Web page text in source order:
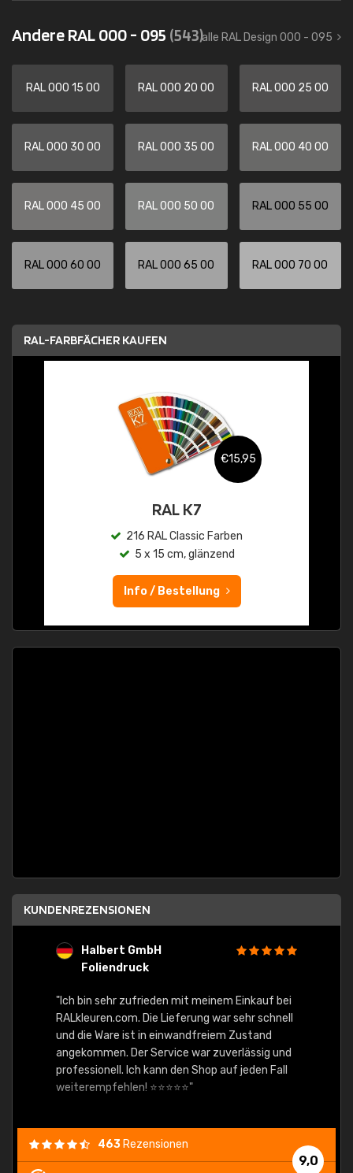
Andere RAL 000 - 095 (543)alle RAL Design 000 - 095
RAL 000 15 00 RAL 000 20 00 RAL 000 25 00
RAL 000 30 00 RAL 000 35 00 RAL 000 40 00
RAL 000 45 00 RAL 000 50 00 RAL 000 55 00
RAL 000 60 00 RAL 000 65 00 RAL 000 70 00
RAL-FARBFÄCHER KAUFEN
€15,95
RAL K7
216 RAL Classic Farben
5 x 15 cm, glänzend
Info / Bestellung
KUNDENREZENSIONEN
Halbert GmbH
Foliendruck
"Ich bin sehr zufrieden mit meinem Einkauf bei
RALkleuren.com. Die Lieferung war sehr schnell
und die Ware ist in einwandfreiem Zustand
angekommen. Der Service war zuverlässig und
professionell. Ich kann den Shop auf jeden Fall
weiterempfehlen! ⭐⭐⭐⭐⭐"
9,0
463 Rezensionen